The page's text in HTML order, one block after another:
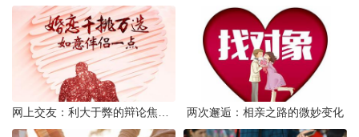
两次邂逅：相亲之路的微妙变化